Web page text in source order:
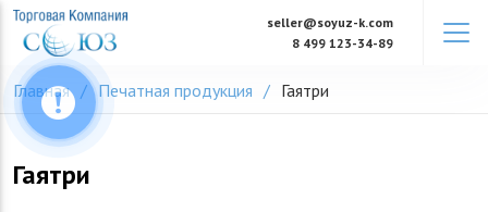
Skip
content
seller@soyuz-k.com
8 499 123-34-89
Главная Печатная продукция Гаятри
Гаятри